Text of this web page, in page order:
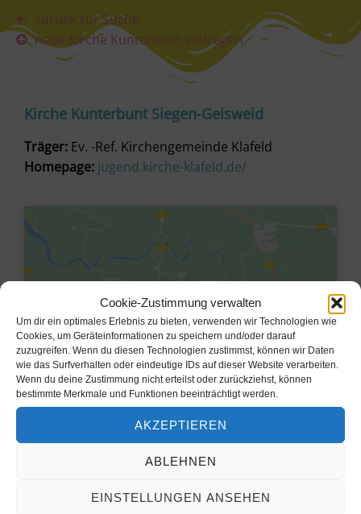
Cookie-Zustimmung verwalten
Um dir ein optimales Erlebnis zu bieten, verwenden wir Technologien wie
Cookies, um Geräteinformationen zu speichern und/oder darauf
zuzugreifen. Wenn du diesen Technologien zustimmst, können wir Daten
wie das Surfverhalten oder eindeutige IDs auf dieser Website verarbeiten.
Wenn du deine Zustimmung nicht erteilst oder zurückziehst, können
bestimmte Merkmale und Funktionen beeinträchtigt werden.
AKZEPTIEREN
ABLEHNEN
EINSTELLUNGEN ANSEHEN
zurück zur Suche
neue Kirche Kunterbunt eintragen
Kirche Kunterbunt Siegen-Geisweid
Träger: Ev. -Ref. Kirchengemeinde Klafeld
Homepage: jugend.kirche-klafeld.de/
Klicke hier, um Marketing-Cookies
zu akzeptieren und diesen Inhalt zu
aktivieren